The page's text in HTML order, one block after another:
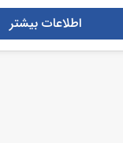
اطلاعات بیشتر